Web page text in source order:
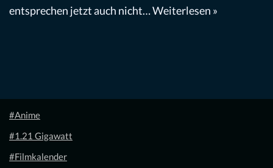
entsprechen jetzt auch nicht…Weiterlesen »
#Anime
#1.21 Gigawatt
#Filmkalender